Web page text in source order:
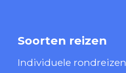
Soorten reizen
Individuele rondreizen